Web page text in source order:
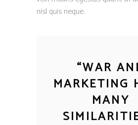
nisl quis neque.
“WAR
MARKETING
MANY